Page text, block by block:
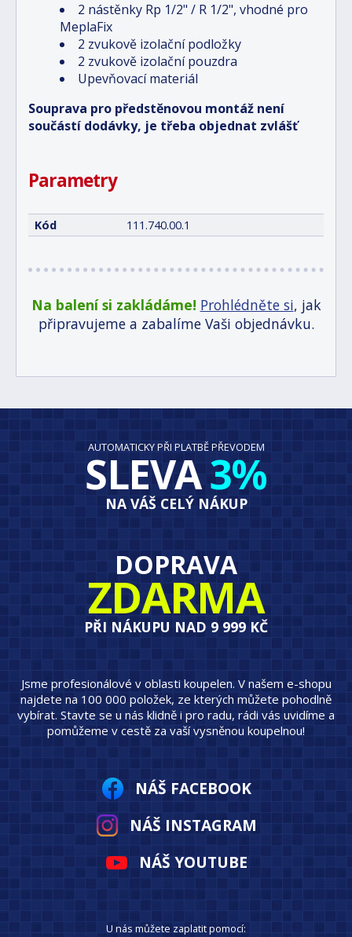
2 nástěnky Rp 1/2" / R 1/2", vhodné pro
MeplaFix
2 zvukově izolační podložky
2 zvukově izolační pouzdra
Upevňovací materiál
Souprava pro předstěnovou montáž není
součástí dodávky, je třeba objednat zvlášť
Parametry
Kód 111.740.00.1
Na balení si zakládáme! Prohlédněte si, jak
připravujeme a zabalíme Vaši objednávku.
AUTOMATICKY PŘI PLATBĚ PŘEVODEM
SLEVA3%
NA VÁŠ CELÝ NÁKUP
DOPRAVA
ZDARMA
PŘI NÁKUPU NAD 9 999 KČ
Jsme profesionálové v oblasti koupelen. V našem e-shopu
najdete na 100 000 položek, ze kterých můžete pohodlně
vybírat. Stavte se u nás klidně i pro radu, rádi vás uvidíme a
pomůžeme v cestě za vaší vysněnou koupelnou!
NÁŠ FACEBOOK
NÁŠ INSTAGRAM
NÁŠ YOUTUBE
U nás můžete zaplatit pomocí: